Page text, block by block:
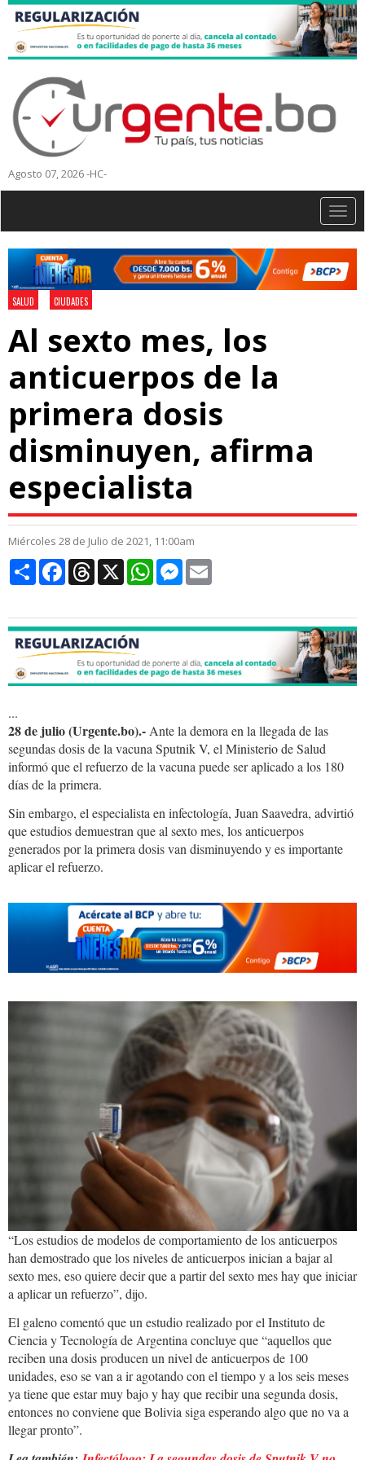
Agosto 07, 2026 -HC-
SALUD CIUDADES
Al sexto mes, los
anticuerpos de la
primera dosis
disminuyen, afirma
especialista
Miércoles 28 de Julio de 2021, 11:00am
CompartirFacebookThreads
X WhatsAppMessenger
...
28 de julio (Urgente.bo).-Ante la demora en la llegada de las
segundas dosis de la vacuna Sputnik V, el Ministerio de Salud
informó que el refuerzo de la vacuna puede ser aplicado a los 180
días de la primera.
Sin embargo, el especialista en infectología, Juan Saavedra, advirtió
que estudios demuestran que al sexto mes, los anticuerpos
generados por la primera dosis van disminuyendo y es importante
aplicar el refuerzo.
sputnik3.JPG
“Los estudios de modelos de comportamiento de los anticuerpos
han demostrado que los niveles de anticuerpos inician a bajar al
sexto mes, eso quiere decir que a partir del sexto mes hay que iniciar
a aplicar un refuerzo”, dijo.
El galeno comentó que un estudio realizado por el Instituto de
Ciencia y Tecnología de Argentina concluye que “aquellos que
reciben una dosis producen un nivel de anticuerpos de 100
unidades, eso se van a ir agotando con el tiempo y a los seis meses
ya tiene que estar muy bajo y hay que recibir una segunda dosis,
entonces no conviene que Bolivia siga esperando algo que no va a
llegar pronto”.